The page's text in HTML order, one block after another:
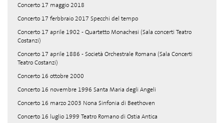
Concerto 17 maggio 2018
Concerto 17 ferbbraio 2017 Specchi del tempo
Concerto 17 aprile 1902 - Quartetto Monachesi (Sala concerti Teatro
Costanzi)
Concerto 17 aprile 1886 - Società Orchestrale Romana (Sala Concerti
Teatro Costanzi)
Concerto 16 ottobre 2000
Concerto 16 novembre 1996 Santa Maria degli Angeli
Concerto 16 marzo 2003 Nona Sinfonia di Beethoven
Concerto 16 luglio 1999 Teatro Romano di Ostia Antica